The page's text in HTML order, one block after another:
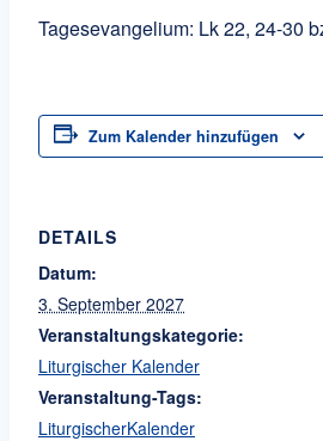
Tagesevangelium: Lk 22, 24-30
Zum Kalender hinzufügen
DETAILS
Datum:
3. September 2027
Veranstaltungskategorie:
Liturgischer Kalender
Veranstaltung-Tags:
LiturgischerKalender